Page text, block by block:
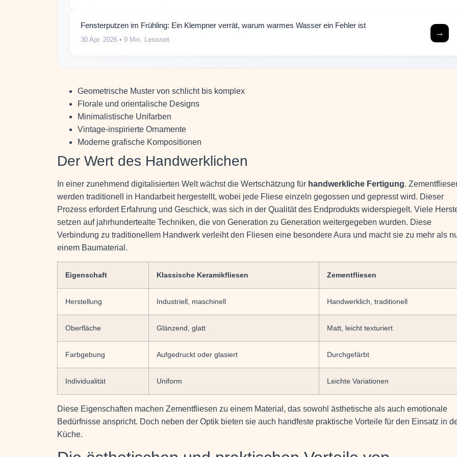
Fensterputzen im Frühling: Ein Klempner verrät, warum warmes Wasser ein Fehler ist
30 Apr. 2026 • 9 Min. Lesezeit
→
Geometrische Muster von schlicht bis komplex
Florale und orientalische Designs
Minimalistische Unifarben
Vintage-inspirierte Ornamente
Moderne grafische Kompositionen
Der Wert des Handwerklichen
In einer zunehmend digitalisierten Welt wächst die Wertschätzung für handwerkliche Fertigung.
werden traditionell in Handarbeit hergestellt, wobei jede Fliese einzeln gegossen und gepresst wird. Dieser
Prozess erfordert Erfahrung und Geschick, was sich in der Qualität des Endprodukts widerspiegelt. Viele
setzen auf jahrhundertealte Techniken, die von Generation zu Generation weitergegeben wurden. Diese
Verbindung zu traditionellem Handwerk verleiht den Fliesen eine besondere Aura und macht sie zu mehr als
einem Baumaterial.
Eigenschaft Klassische Keramikfliesen Zementfliesen
Herstellung Industriell, maschinell Handwerklich, traditionell
Oberfläche Glänzend, glatt Matt, leicht texturiert
Farbgebung Aufgedruckt oder glasiert Durchgefärbt
Individualität Uniform Leichte Variationen
Diese Eigenschaften machen Zementfliesen zu einem Material, das sowohl ästhetische als auch emotionale
Bedürfnisse anspricht. Doch neben der Optik bieten sie auch handfeste praktische Vorteile für den Einsatz in
Küche.